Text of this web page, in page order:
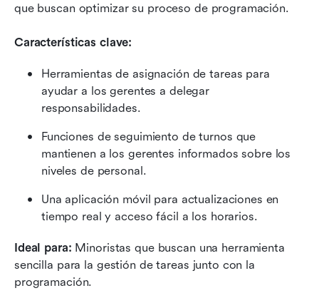
que buscan optimizar su proceso de programación.
Características clave:
Herramientas de asignación de tareas para
ayudar a los gerentes a delegar
responsabilidades.
Funciones de seguimiento de turnos que
mantienen a los gerentes informados sobre los
niveles de personal.
Una aplicación móvil para actualizaciones en
tiempo real y acceso fácil a los horarios.
Ideal para: Minoristas que buscan una herramienta
sencilla para la gestión de tareas junto con la
programación.